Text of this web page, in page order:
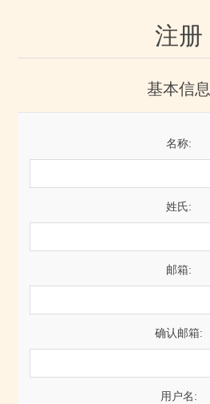
注册
基本信息
名称:
姓氏:
邮箱:
确认邮箱:
用户名: